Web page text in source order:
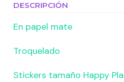
DESCRIPCIÓN
En papel mate
Troquelado
Stickers tamaño Happy